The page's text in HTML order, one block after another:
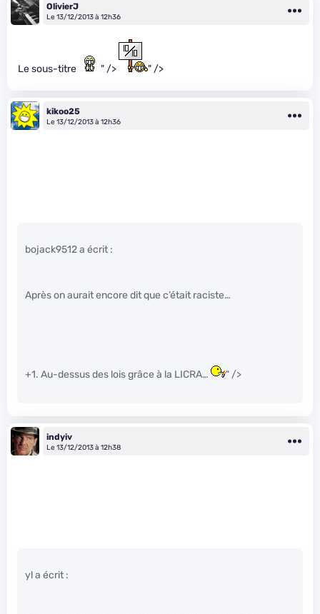
OlivierJ
Le 13/12/2013 à 12h36
Le sous-titre " /> " />
kikoo25
Le 13/12/2013 à 12h36
bojack9512 a écrit :
Après on aurait encore dit que c’était raciste…
+1. Au-dessus des lois grâce à la LICRA… " />
indyiv
Le 13/12/2013 à 12h38
yl a écrit :